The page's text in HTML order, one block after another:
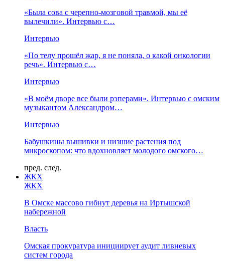
«Была сова с черепно-мозговой травмой, мы её
вылечили». Интервью с…
Интервью
«По телу прошёл жар, я не поняла, о какой онкологии
речь». Интервью с…
Интервью
«В моём дворе все были рэперами». Интервью с омским
музыкантом Александром…
Интервью
Бабушкины вышивки и низшие растения под
микроскопом: что вдохновляет молодого омского…
пред. след.
ЖКХ
ЖКХ
В Омске массово гибнут деревья на Иртышской
набережной
Власть
Омская прокуратура инициирует аудит ливневых
систем города